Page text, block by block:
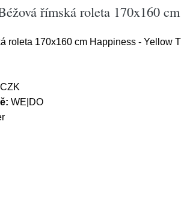
římská roleta 170x160
roleta 170x160 cm Happiness - Yellow
WE|DO